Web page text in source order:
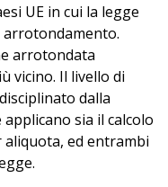
UE in cui la legge
arrotondamento.
arrotondata
vicino. Il livello di
dalla
sia il calcolo
ed entrambi